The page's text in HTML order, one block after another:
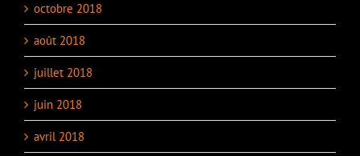
octobre 2018
août 2018
juillet 2018
juin 2018
avril 2018